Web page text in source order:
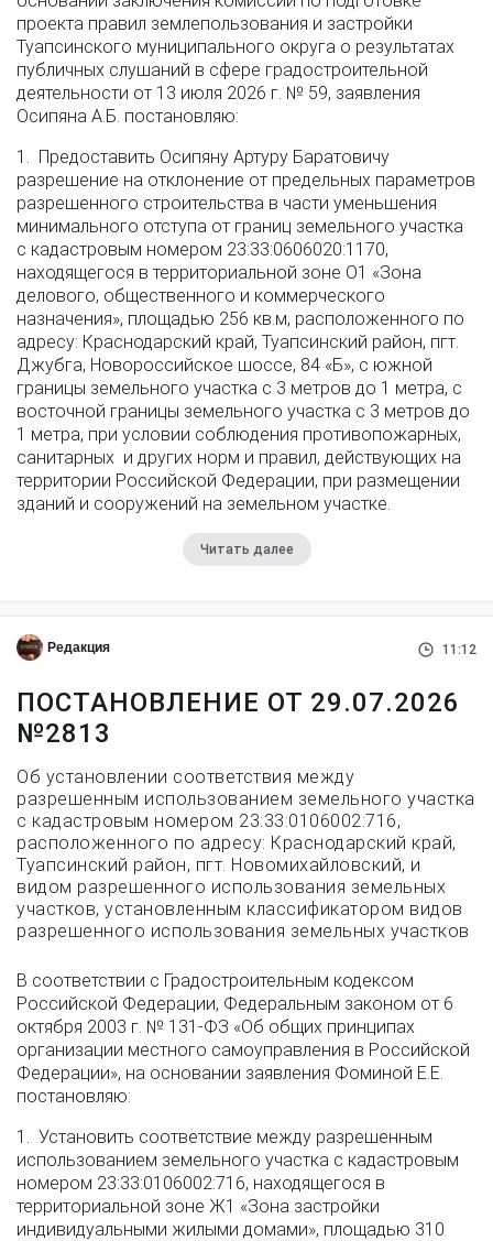
проекта правил землепользования и застройки
Туапсинского муниципального округа о результатах
публичных слушаний в сфере градостроительной
деятельности от 13 июля 2026 г. № 59, заявления
Осипяна А.Б. постановляю:
1. Предоставить Осипяну Артуру Баратовичу
разрешение на отклонение от предельных параметров
разрешенного строительства в части уменьшения
минимального отступа от границ земельного участка
с кадастровым номером 23:33:0606020:1170,
находящегося в территориальной зоне О1 «Зона
делового, общественного и коммерческого
назначения», площадью 256 кв.м, расположенного по
адресу: Краснодарский край, Туапсинский район, пгт.
Джубга, Новороссийское шоссе, 84 «Б», с южной
границы земельного участка с 3 метров до 1 метра, с
восточной границы земельного участка с 3 метров до
1 метра, при условии соблюдения противопожарных,
санитарных и других норм и правил, действующих на
территории Российской Федерации, при размещении
зданий и сооружений на земельном участке.
Читать далее
Редакция 11:12
ПОСТАНОВЛЕНИЕ ОТ 29.07.2026
№2813
Об установлении соответствия между
разрешенным использованием земельного участка
с кадастровым номером 23:33:0106002:716,
расположенного по адресу: Краснодарский край,
Туапсинский район, пгт. Новомихайловский, и
видом разрешенного использования земельных
участков, установленным классификатором видов
разрешенного использования земельных участков
В соответствии с Градостроительным кодексом
Российской Федерации, Федеральным законом от 6
октября 2003 г. № 131-ФЗ «Об общих принципах
организации местного самоуправления в Российской
Федерации», на основании заявления Фоминой Е.Е.
постановляю:
1. Установить соответствие между разрешенным
использованием земельного участка с кадастровым
номером 23:33:0106002:716, находящегося в
территориальной зоне Ж1 «Зона застройки
индивидуальными жилыми домами», площадью 310